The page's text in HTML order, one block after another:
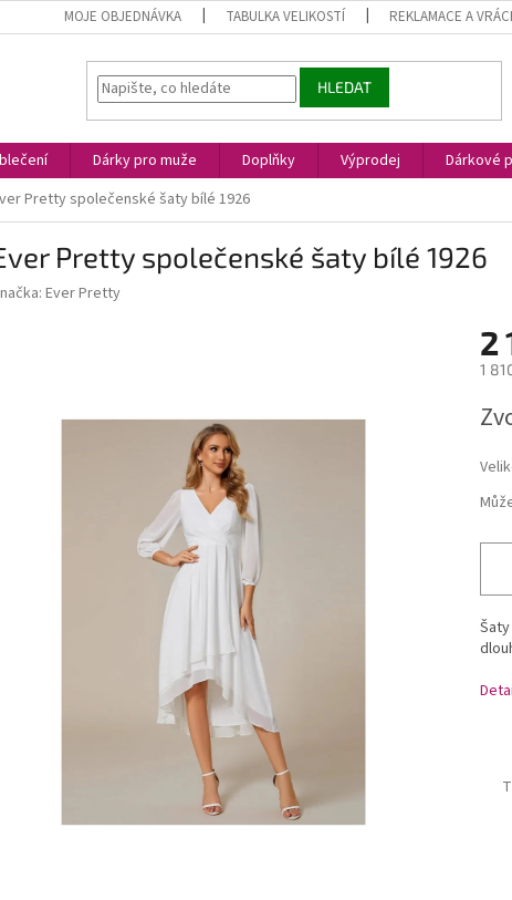
MOJE OBJEDNÁVKA TABULKA VELIKOSTÍ REKLAMACE A
HLEDAT
Dárky pro muže Doplňky Výprodej Dárkové
Pretty společenské šaty bílé 1926
Pretty společenské šaty bílé 1926
Ever Pretty
2
1